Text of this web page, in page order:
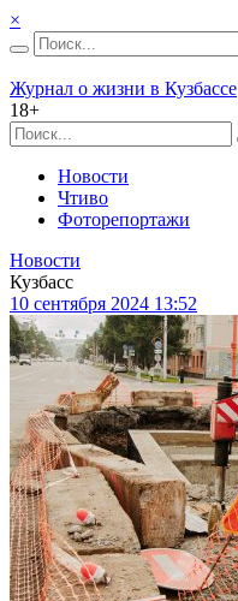
×
Журнал о жизни в Кузбассе
18+
Новости
Чтиво
Фоторепортажи
Новости
Кузбасс
10 сентября 2024 13:52